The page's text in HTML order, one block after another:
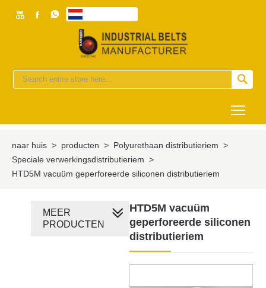
  

naar huis > producten > Polyurethaan distributieriem >
Speciale verwerkingsdistributieriem >
HTD5M vacuüm geperforeerde siliconen distributieriem
HTD5M vacuüm
geperforeerde siliconen
distributieriem
MEER
PRODUCTEN